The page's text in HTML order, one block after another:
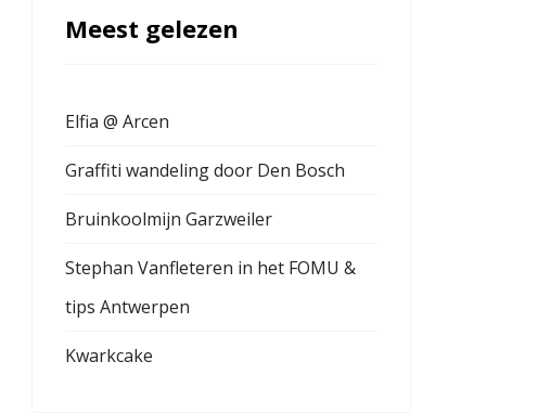
Meest gelezen
Elfia @ Arcen
Graffiti wandeling door Den Bosch
Bruinkoolmijn Garzweiler
Stephan Vanfleteren in het FOMU &
tips Antwerpen
Kwarkcake